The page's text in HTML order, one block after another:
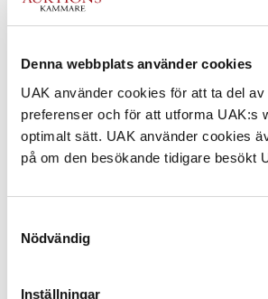
Denna webbplats använder cookies
UAK använder cookies för att ta del av
preferenser och för att utforma UAK:s
optimalt sätt. UAK använder cookies
på om den besökande tidigare besökt
Nödvändig
Inställningar
589. BIRGER KAIPIAINEN
40.000 - 60.000 SEK
€ 4.000 - 6.000